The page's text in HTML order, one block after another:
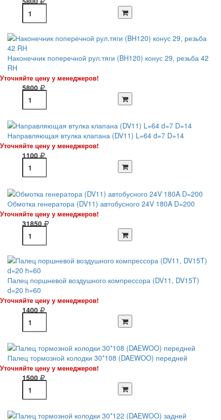
Наконечник поперечной рул.тяги (BH120) конус 29, резьба 42
RH
Уточняйте цену у менеджеров!
5800
Направляющая втулка клапана (DV11) L=64 d=7 D=14
Уточняйте цену у менеджеров!
1100
Обмотка генератора (DV11) автобусного 24V 180A D=200
Уточняйте цену у менеджеров!
31850
Палец поршневой воздушного компрессора (DV11, DV15T)
d=20 h=60
Уточняйте цену у менеджеров!
1400
Палец тормозной колодки 30*108 (DAEWOO) передней
Уточняйте цену у менеджеров!
1500